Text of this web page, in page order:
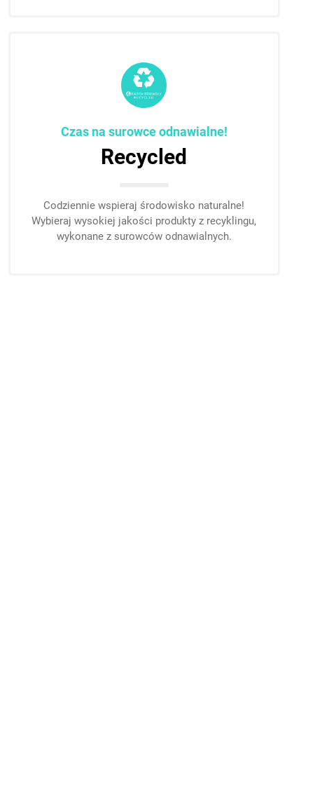
Czas na surowce odnawialne!
Recycled
Codziennie wspieraj środowisko naturalne!
Wybieraj wysokiej jakości produkty z recyklingu,
wykonane z surowców odnawialnych.